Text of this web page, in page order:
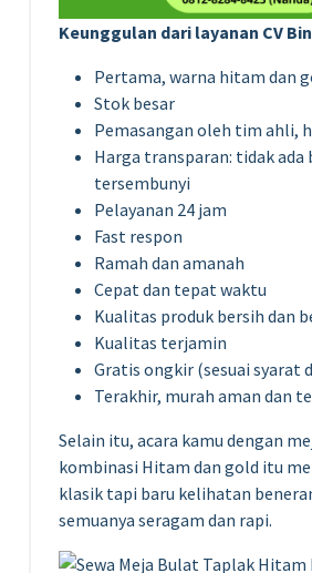
Keunggulan dari layanan CV
Pertama, warna hitam dan
Stok besar
Pemasangan oleh tim ahli,
Harga transparan: tidak ada
tersembunyi
Pelayanan 24 jam
Fast respon
Ramah dan amanah
Cepat dan tepat waktu
Kualitas produk bersih dan
Kualitas terjamin
Gratis ongkir (sesuai syarat
Terakhir, murah aman dan
Selain itu, acara kamu dengan
kombinasi Hitam dan gold itu
klasik tapi baru kelihatan
semuanya seragam dan rapi.